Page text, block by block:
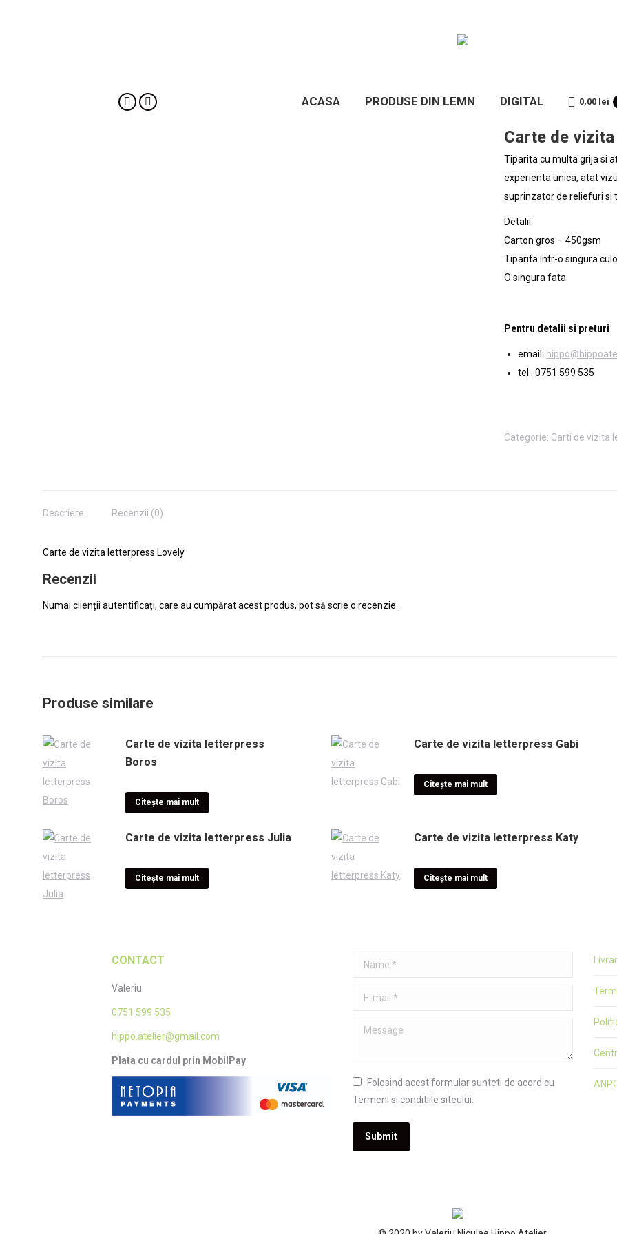
ACASA PRODUSE DIN LEMN DIGITAL 0,00 lei
Carte de
Tiparita cu multa grija si
experienta unica, atat
suprinzator de reliefuri si
Detalii:
Carton gros – 450gsm
Tiparita intr-o singura
O singura fata
Pentru detalii si preturi
email:
tel.: 0751 599 535
Categorie: Carti de vizita
Descriere Recenzii (0)
Carte de vizita letterpress Lovely
Recenzii
Numai clienții autentificați, care au cumpărat acest produs, pot să scrie o recenzie.
Produse similare
Carte de vizita letterpress
Boros
Citește mai mult
Carte de vizita letterpress Gabi
Citește mai mult
Carte de vizita letterpress Julia
Citește mai mult
Carte de vizita letterpress Katy
Citește mai mult
CONTACT
Valeriu
0751 599 535
hippo.atelier@gmail.com
Plata cu cardul prin MobilPay
Name *
E-mail *
Message
Folosind acest formular sunteti de acord cu
Termeni si conditiile siteului.
Submit